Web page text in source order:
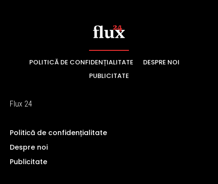
POLITICĂ DE CONFIDENȚIALITATE
DESPRE NOI
PUBLICITATE
Flux 24
Politică de confidențialitate
Despre noi
Publicitate